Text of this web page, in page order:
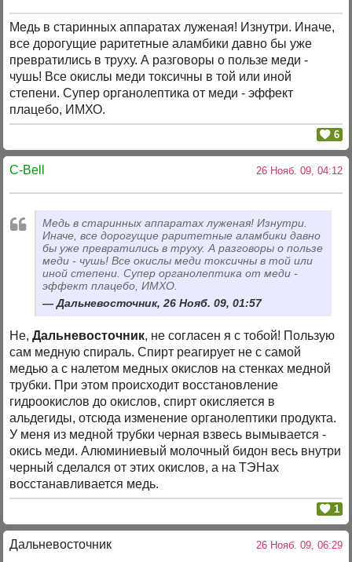
Медь в старинных аппаратах луженая! Изнутри. Иначе,
все дорогущие раритетные аламбики давно бы уже
превратились в труху. А разговоры о пользе меди -
чушь! Все окислы меди токсичны в той или иной
степени. Супер органолептика от меди - эффект
плацебо, ИМХО.
6
C-Bell 26 Нояб. 09, 04:12
Медь в старинных аппаратах луженая! Изнутри.
Иначе, все дорогущие раритетные аламбики давно
бы уже превратились в труху. А разговоры о пользе
меди - чушь! Все окислы меди токсичны в той или
иной степени. Супер органолептика от меди -
эффект плацебо, ИМХО.
Дальневосточник, 26 Нояб. 09, 01:57
Не,Дальневосточник, не согласен я с тобой! Пользую
сам медную спираль. Спирт реагирует не с самой
медью а с налетом медных окислов на стенках медной
трубки. При этом происходит восстановление
гидроокислов до окислов, спирт окисляется в
альдегиды, отсюда изменение органолептики продукта.
У меня из медной трубки черная взвесь вымывается -
окись меди. Алюминиевый молочный бидон весь внутри
черный сделался от этих окислов, а на ТЭНах
восстанавливается медь.
1
Дальневосточник 26 Нояб. 09, 06:29